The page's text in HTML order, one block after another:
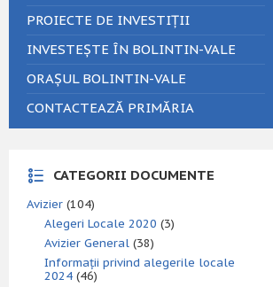
PROIECTE DE INVESTIȚII
INVESTEȘTE ÎN BOLINTIN-VALE
ORAȘUL BOLINTIN-VALE
CONTACTEAZĂ PRIMĂRIA
CATEGORII DOCUMENTE
Avizier (104)
Alegeri Locale 2020 (3)
Avizier General (38)
Informații privind alegerile locale
2024 (46)